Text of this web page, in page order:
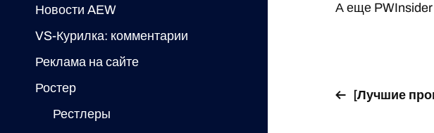
Новости AEW
VS-Курилка: комментарии
Реклама на сайте
Ростер
Рестлеры
А еще PWInsider
[Лучшие